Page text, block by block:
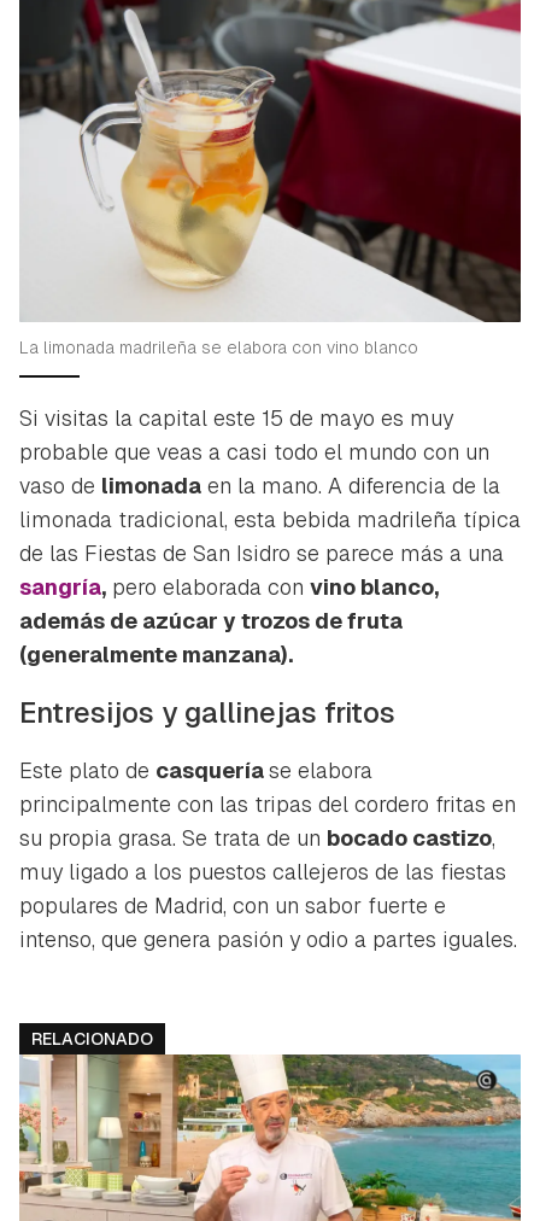
Guardar como favorito
Para poder guardar como favorito, primero has de
iniciar sesión con tu cuenta de Hogarmanía.
La limonada madrileña se elabora con vino blanco
Si visitas la capital este 15 de mayo es muy
probable que veas a casi todo el mundo con un
vaso de limonada en la mano. A diferencia de la
limonada tradicional, esta bebida madrileña típica
de las Fiestas de San Isidro se parece más a una
sangría, pero elaborada con vino blanco,
además de azúcar y trozos de fruta
(generalmente manzana).
Entresijos y gallinejas fritos
Este plato de casqueríase elabora
principalmente con las tripas del cordero fritas en
su propia grasa. Se trata de un bocado castizo,
muy ligado a los puestos callejeros de las fiestas
populares de Madrid, con un sabor fuerte e
intenso, que genera pasión y odio a partes iguales.
RELACIONADO
Contenido enviado
Gracias por suscribirte a nuestro boletín.